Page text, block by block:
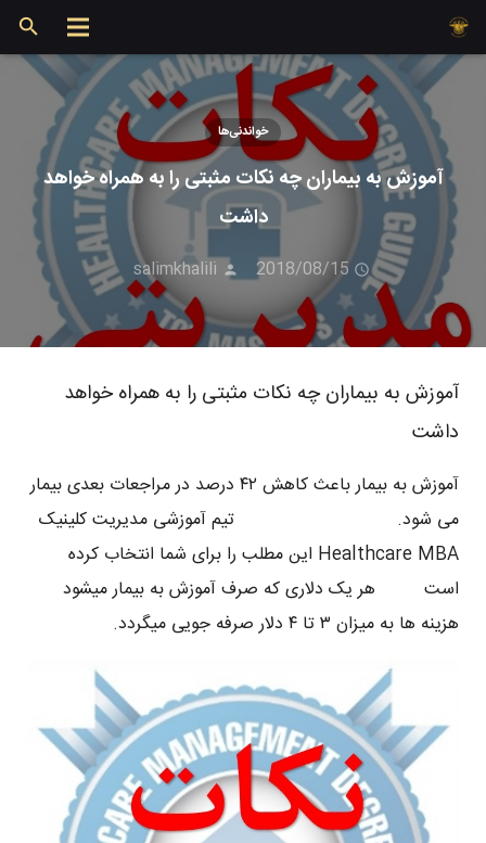
آموزش به بیماران چه نکات مثبتی را به همراه خواهد
داشت
2018/08/15
salimkhalili
خواندنی‌ها
آموزش به بیماران چه نکات مثبتی را به همراه خواهد
داشت
آموزش به بیمار باعث کاهش ۴۲ درصد در مراجعات بعدی بیمار
می شود. تیم آموزشی مدیریت کلینیک
Healthcare MBA این مطلب را برای شما انتخاب کرده
است هر یک دلاری که صرف آموزش به بیمار میشود
هزینه ها به میزان ۳ تا ۴ دلار صرفه جویی میگردد.